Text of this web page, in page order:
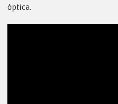
óptica.